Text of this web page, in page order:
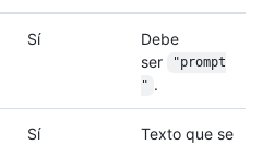
Sí
Debe
ser
"prompt
" .
Sí Texto que se